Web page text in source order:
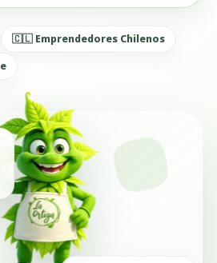
🇨🇱 Emprendedores Chilenos